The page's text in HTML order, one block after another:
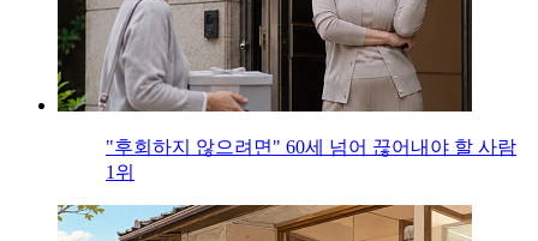
"후회하지 않으려면" 60세 넘어 끊어내야 할 사람
1위